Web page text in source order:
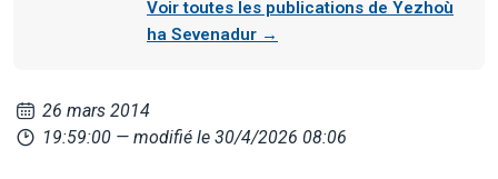
Voir toutes les publications de Yezhoù
ha Sevenadur →
26 mars 2014
19:59:00 — modifié le 30/4/2026 08:06